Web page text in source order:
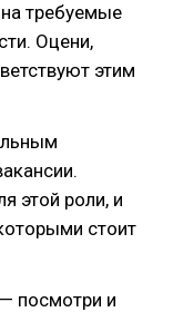
требуемые
Оцени,
этим
этой роли, и
стоит
посмотри и